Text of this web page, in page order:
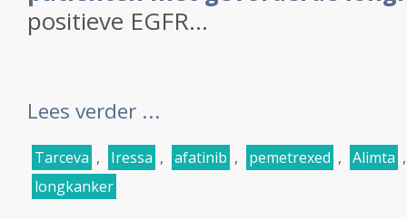
positieve EGFR...
Lees verder ...
Tarceva , Iressa , afatinib , pemetrexed , Alimta
longkanker